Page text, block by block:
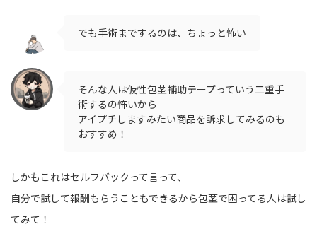
でも手術までするのは、ちょっと怖い
そんな人は仮性包茎補助テープっていう二重手
術するの怖いから
アイプチしますみたい商品を訴求してみるのも
おすすめ！
しかもこれはセルフバックって言って、
自分で試して報酬もらうこともできるから包茎で困ってる人は試し
てみて！